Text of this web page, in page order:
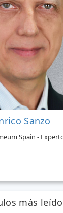
Sanzo
Spain -
más